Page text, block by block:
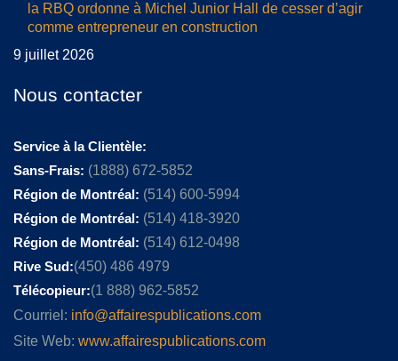
la RBQ ordonne à Michel Junior Hall de cesser d’agir
comme entrepreneur en construction
9 juillet 2026
Nous contacter
Service à la Clientèle:
Sans-Frais: (1888) 672-5852
Région de Montréal: (514) 600-5994
Région de Montréal: (514) 418-3920
Région de Montréal: (514) 612-0498
Rive Sud:(450) 486 4979
Télécopieur:(1 888) 962-5852
Courriel: info@affairespublications.com
Site Web: www.affairespublications.com